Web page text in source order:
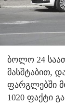
ბოლო 24
მასშტაბით,
ფარგლებში
1020 ფაქტი